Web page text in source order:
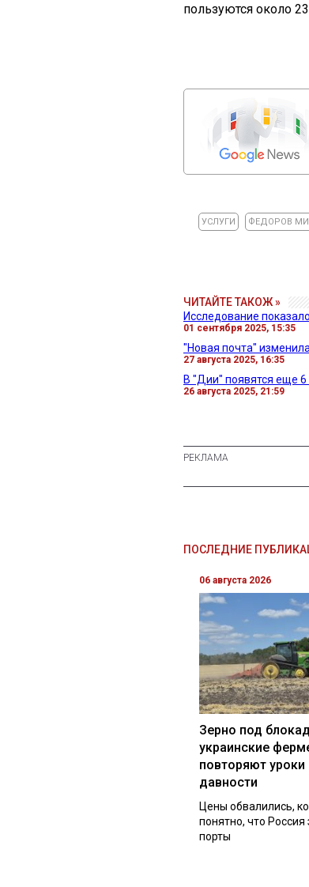
пользуются около
УСЛУГИ ФЕДОРОВ
ЧИТАЙТЕ ТАКОЖ »
Исследование
01 сентября 2025, 15:35
"Новая почта"
27 августа 2025, 16:35
В "Дии" появятся еще 6
26 августа 2025, 21:59
ПОСЛЕДНИЕ
06 августа 2026
Зерно под
украинские
повторяют уроки
давности
Цены обвалились,
понятно, что
порты